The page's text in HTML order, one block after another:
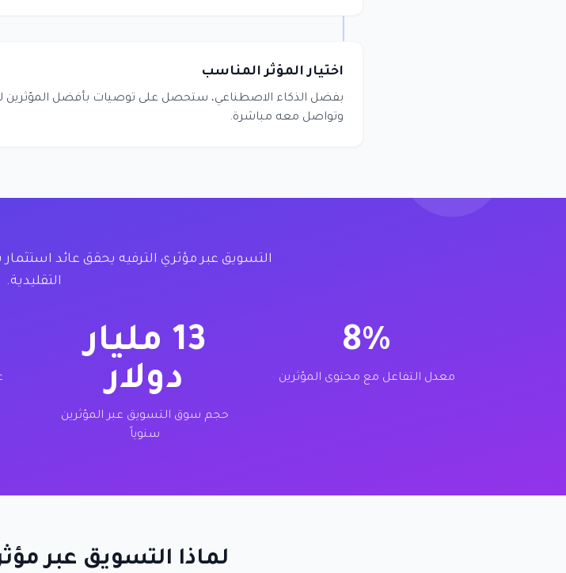
اختيار المؤثر المناسب
بفضل الذكاء الاصطناعي، ستحصل على توصيات بأفضل المؤثرين
وتواصل معه مباشرة.
التقليدية.
8%
معدل التفاعل مع محتوى المؤثرين
13 مليار
دولار
حجم سوق التسويق عبر المؤثرين
سنوياً
لماذا التسويق عبر